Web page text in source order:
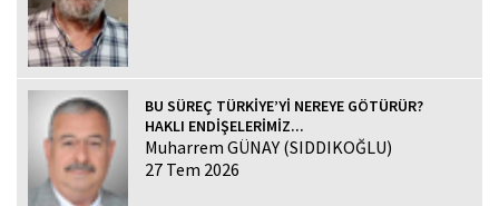
BU SÜREÇ TÜRKİYE’Yİ NEREYE GÖTÜRÜR?
HAKLI ENDİŞELERİMİZ...
Muharrem GÜNAY (SIDDIKOĞLU)
27 Tem 2026